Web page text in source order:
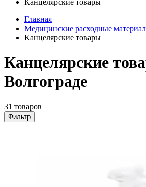
Канцелярские товары
Главная
Медицинские расходные
Канцелярские товары
Канцелярские
Волгограде
31 товаров
Фильтр